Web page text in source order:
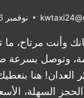
نوفمبر 26, 2025
وأنت مرتاح، ما
وتوصل بسرعة
العدان! هنا
السهلة،